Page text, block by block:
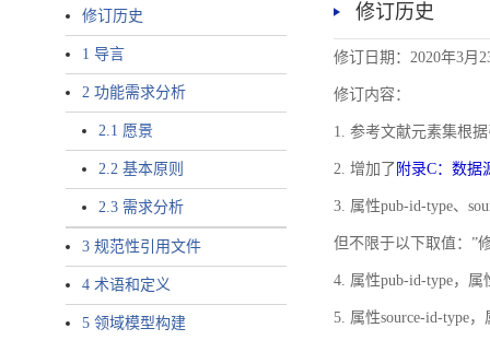
修订历史
1 导言
2 功能需求分析
2.1 愿景
2.2 基本原则
2.3 需求分析
3 规范性引用文件
4 术语和定义
5 领域模型构建
修订历史
修订日期：2020年3月
修订内容：
1. 参考文献元素集根
2. 增加了 附录C：数据
3. 属性pub-id-type、
但不限于以下取值：”
4. 属性pub-id-type，属
5. 属性source-id-type